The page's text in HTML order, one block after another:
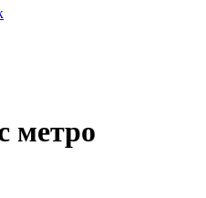
метро